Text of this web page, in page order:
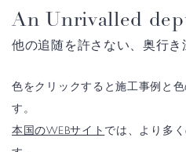
An Unrivalled
他の追随を許さない、奥行き
色をクリックすると施工事例と
す。
本国のWEBサイト では、より多